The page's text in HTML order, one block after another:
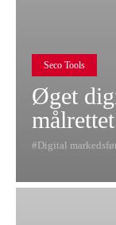
Seco Tools
Øget
Digital